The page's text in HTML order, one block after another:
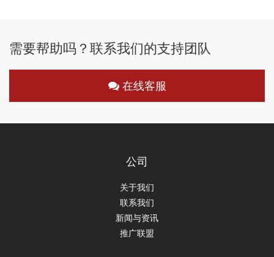
需要帮助吗？联系我们的支持团队
在线客服
公司
关于我们
联系我们
新闻与资讯
推广联盟